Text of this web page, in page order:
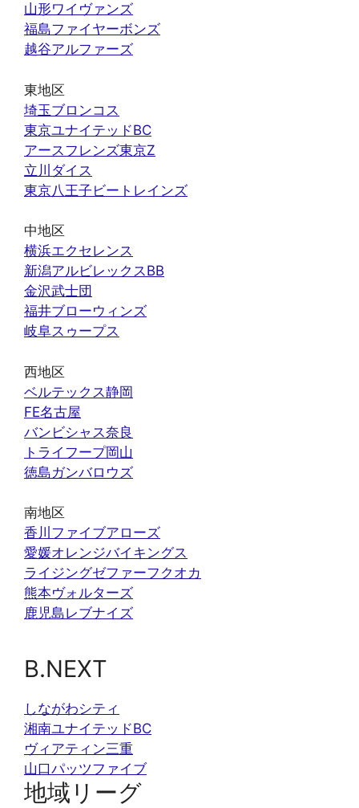
山形ワイヴァンズ
福島ファイヤーボンズ
越谷アルファーズ
東地区
埼玉ブロンコス
東京ユナイテッドBC
アースフレンズ東京Z
立川ダイス
東京八王子ビートレインズ
中地区
横浜エクセレンス
新潟アルビレックスBB
金沢武士団
福井ブローウィンズ
岐阜スゥープス
西地区
ベルテックス静岡
FE名古屋
バンビシャス奈良
トライフープ岡山
徳島ガンバロウズ
南地区
香川ファイブアローズ
愛媛オレンジバイキングス
ライジングゼファーフクオカ
熊本ヴォルターズ
鹿児島レブナイズ
B.NEXT
しながわシティ
湘南ユナイテッドBC
ヴィアティン三重
山口パッツファイブ
地域リーグ